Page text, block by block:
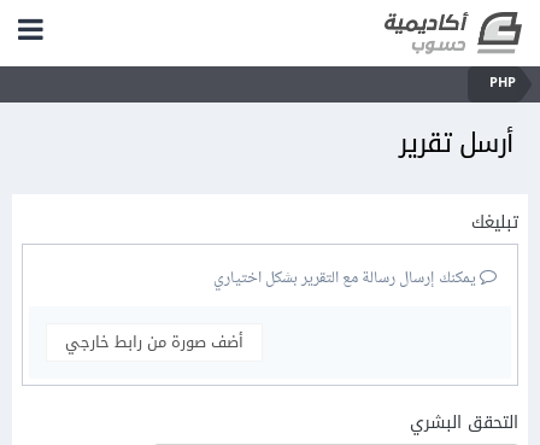
PHP
أرسل تقرير
تبليغك
يمكنك إرسال رسالة مع التقرير بشكل اختياري
أضف صورة من رابط خارجي
التحقق البشري